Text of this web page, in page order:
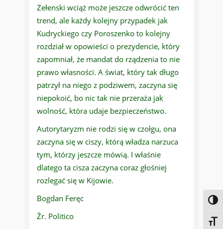
Zełenski wciąż może jeszcze odwrócić ten
trend, ale każdy kolejny przypadek jak
Kudryckiego czy Poroszenko to kolejny
rozdział w opowieści o prezydencie, który
zapomniał, że mandat do rządzenia to nie
prawo własności. A świat, który tak długo
patrzył na niego z podziwem, zaczyna się
niepokoić, bo nic tak nie przeraża jak
wolność, która udaje bezpieczeństwo.
Autorytaryzm nie rodzi się w czołgu, ona
zaczyna się w ciszy, którą władza narzuca
tym, którzy jeszcze mówią. I właśnie
dlatego ta cisza zaczyna coraz głośniej
rozlegać się w Kijowie.
Bogdan Feręc
Źr. Politico